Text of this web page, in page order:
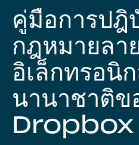
คู่มือการปฎิ
กฎหมายลา
อิเล็กทรอนิ
นานาชาติข
Dropbox